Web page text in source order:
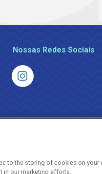
Nossas Redes Sociais
to the storing of cookies on your
in our marketing efforts.